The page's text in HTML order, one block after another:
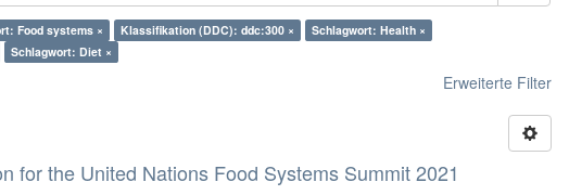
Food systems × Klassifikation (DDC): ddc:300 ×
Schlagwort: Health ×
Schlagwort: Diet ×
Erweiterte Filter
for the United Nations Food Systems Summit 2021